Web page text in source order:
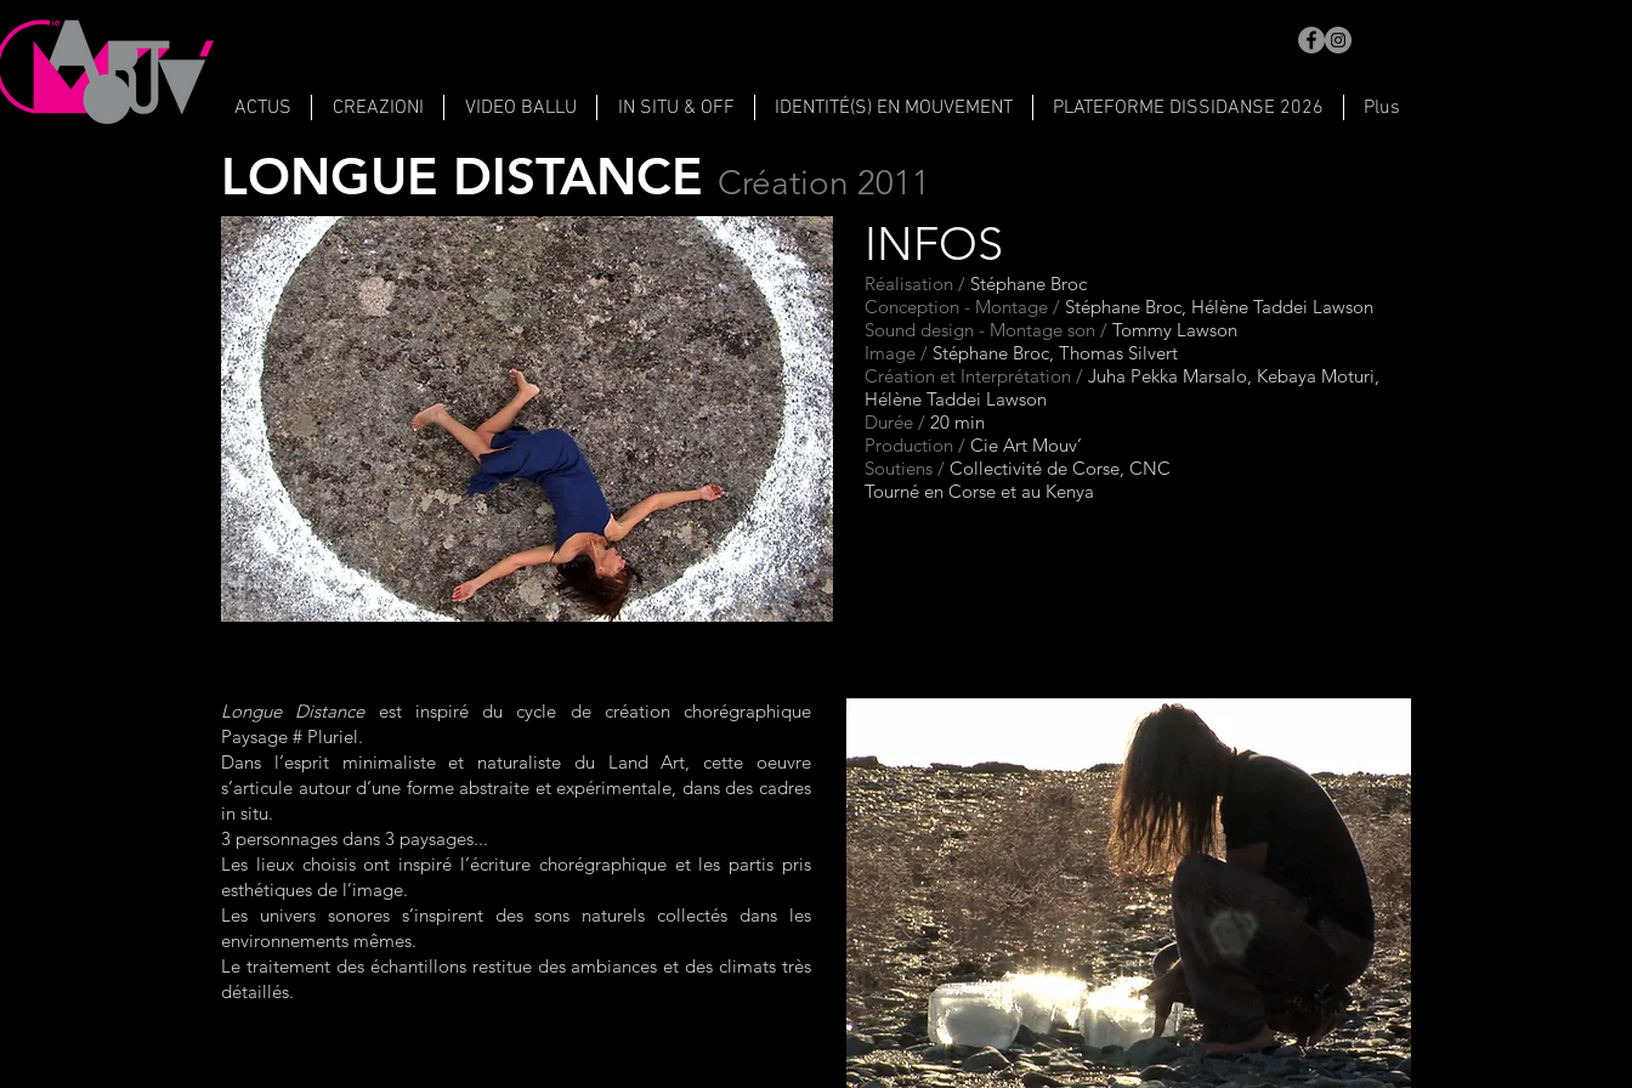
LONGUE DISTANCE Création 2011
INFOS
Réalisation / Stéphane Broc
Conception - Montage / Stéphane Broc, Hélène Taddei Lawson
Sound design - Montage son / Tommy Lawson
Image / Stéphane Broc, Thomas Silvert
Création et Interprétation / Juha Pekka Marsalo, Kebaya Moturi,
Hélène Taddei Lawson
Durée / 20 min
Production / Cie Art Mouv’
Soutiens / Collectivité de Corse, CNC
Tourné en Corse et au Kenya
Longue Distanceest inspiré du cycle de création chorégraphique
Paysage # Pluriel.
Dans l’esprit minimaliste et naturaliste du Land Art, cette oeuvre
s’articule autour d’une forme abstraite et expérimentale, dans des cadres
in situ.
3 personnages dans 3 paysages...
Les lieux choisis ont inspiré l’écriture chorégraphique et les partis pris
esthétiques de l’image.
Les univers sonores s’inspirent des sons naturels collectés dans les
environnements mêmes.
Le traitement des échantillons restitue des ambiances et des climats très
détaillés.
ACTUS CREAZIONI VIDEO BALLU IN SITU & OFF IDENTITÉ(S) EN MOUVEMENT PLATEFORME DISSIDANSE 2026 Plus